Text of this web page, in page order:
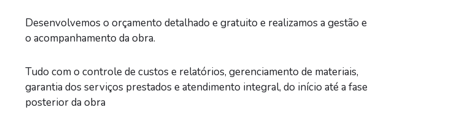
Desenvolvemos o orçamento detalhado e gratuito e realizamos a gestão e
o acompanhamento da obra.
Tudo com o controle de custos e relatórios, gerenciamento de materiais,
garantia dos serviços prestados e atendimento integral, do início até a fase
posterior da obra